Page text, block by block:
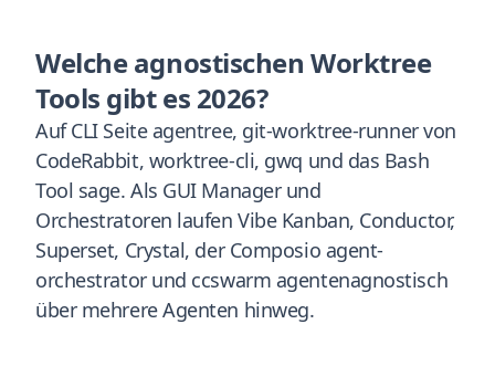
Welche agnostischen Worktree
Tools gibt es 2026?
Auf CLI Seite agentree, git-worktree-runner von
CodeRabbit, worktree-cli, gwq und das Bash
Tool sage. Als GUI Manager und
Orchestratoren laufen Vibe Kanban, Conductor,
Superset, Crystal, der Composio agent-
orchestrator und ccswarm agentenagnostisch
über mehrere Agenten hinweg.